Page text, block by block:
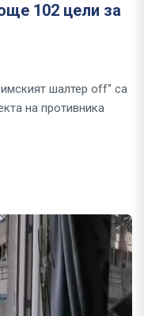
102 цели за
шалтер off" са
на противника